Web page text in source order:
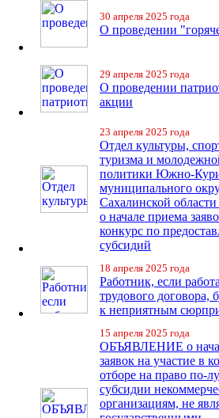
30 апреля 2025 года
О проведении
29 апреля 2025 года
О проведении
акции
23 апреля 2025 года
Отдел культуры,
туризма и
политики Южно-
муниципального
Сахалинской
о начале приема
конкурс по
субсидий
18 апреля 2025 года
Работник, если
трудового договора,
к неприятным
15 апреля 2025 года
ОБЪЯВЛЕНИЕ о
заявок на участие в
отборе на право по-
субсидии
организациям, не